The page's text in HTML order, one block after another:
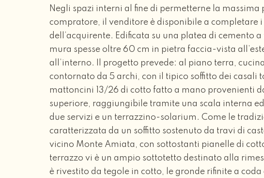
Negli spazi interni al fine di permetterne la massima
compratore, il venditore è disponibile a completare
dell’acquirente. Edificata su una platea di cemento
mura spesse oltre 60 cm in pietra faccia-vista
all’interno. Il progetto prevede: al piano terra,
contornato da 5 archi, con il tipico soffitto dei casali
mattoncini 13/26 di cotto fatto a mano provenienti
superiore, raggiungibile tramite una scala interna
due servizi e un terrazzino-solarium. Come le
caratterizzata da un soffitto sostenuto da travi di
vicino Monte Amiata, con sottostanti pianelle di
terrazzo vi è un ampio sottotetto destinato alla
è rivestito da tegole in cotto, le gronde rifinite a